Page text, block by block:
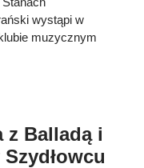
wystąpi w
muzycznym
z Balladą i